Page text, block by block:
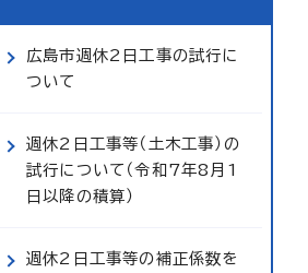
広島市週休2日工事の試行に
ついて
週休2日工事等（土木工事）の
試行について（令和7年8月1
日以降の積算）
週休2日工事等の補正係数を